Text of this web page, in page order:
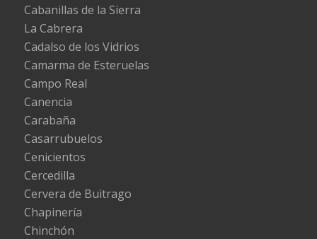
Cabanillas de la Sierra
La Cabrera
Cadalso de los Vidrios
Camarma de Esteruelas
Campo Real
Canencia
Carabaña
Casarrubuelos
Cenicientos
Cercedilla
Cervera de Buitrago
Chapinería
Chinchón